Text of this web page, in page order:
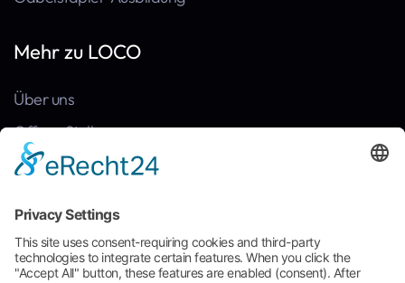
Mehr zu LOCO
Über uns
Offene Stellen
Kontakt
Referenzen
Häufige Fragen